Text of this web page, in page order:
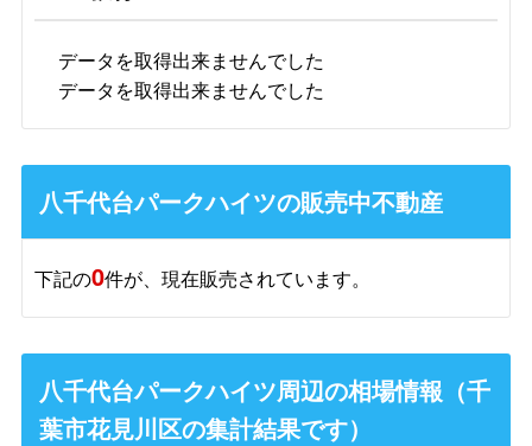
データを取得出来ませんでした
データを取得出来ませんでした
八千代台パークハイツの販売中不動産
下記の0件が、現在販売されています。
八千代台パークハイツ周辺の相場情報（千
葉市花見川区の集計結果です）